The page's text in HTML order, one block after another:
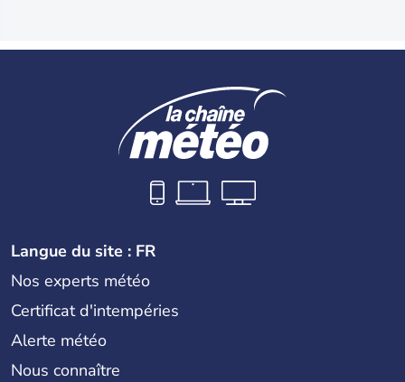
Langue du site : FR
Nos experts météo
Certificat d'intempéries
Alerte météo
Nous connaître